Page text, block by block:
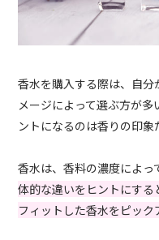
香水を購入する際は、自
メージによって選ぶ方が
ントになるのは香りの印象
香水は、香料の濃度によっ
体的な違いをヒントにす
フィットした香水をピック